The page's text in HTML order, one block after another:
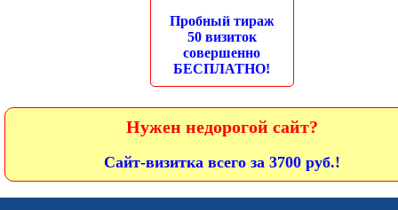
Пробный тираж
50 визиток
совершенно
БЕСПЛАТНО!
Нужен недорогой сайт?
Сайт-визитка всего за 3700 руб.!